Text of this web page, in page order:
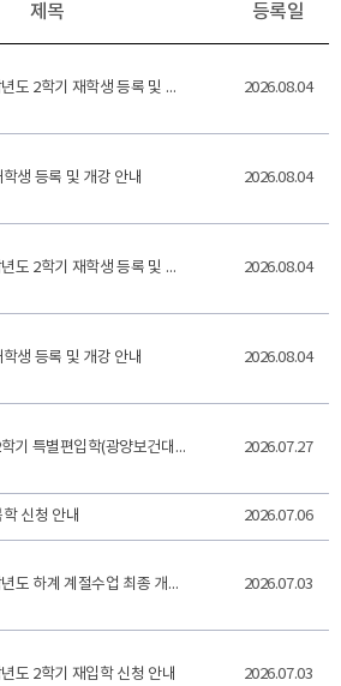
제목 등록일
[파주캠퍼스] 2026학년도 2학기 재학생 등록 및 개강 안내 2026.08.04
생 등록 및 개강 안내 2026.08.04
[파주캠퍼스] 2026학년도 2학기 재학생 등록 및 개강 안내 2026.08.04
생 등록 및 개강 안내 2026.08.04
[광주캠퍼스] 2026-2학기 특별편입학(광양보건대학교) 모집 안내 2026.07.27
신청 안내 2026.07.06
[파주캠퍼스] 2026학년도 하계 계절수업 최종 개설 교과목 안내 2026.07.03
도 2학기 재입학 신청 안내 2026.07.03